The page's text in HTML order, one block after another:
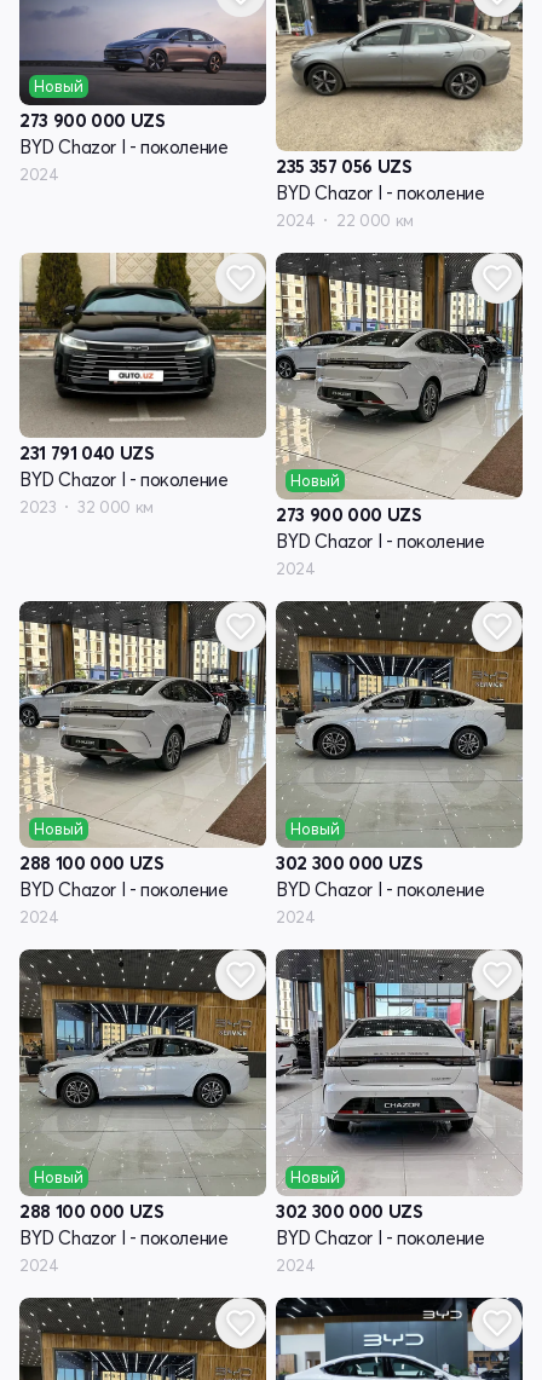
Новый
273 900 000 UZS
BYD Chazor I - поколение
2024 235 357 056 UZS
BYD Chazor I - поколение
2024 22 000 км
231 791 040 UZS
BYD Chazor I - поколение
2023 32 000 км
Новый
273 900 000 UZS
BYD Chazor I - поколение
2024
Новый
288 100 000 UZS
BYD Chazor I - поколение
2024
Новый
302 300 000 UZS
BYD Chazor I - поколение
2024
Новый
288 100 000 UZS
BYD Chazor I - поколение
2024
Новый
302 300 000 UZS
BYD Chazor I - поколение
2024